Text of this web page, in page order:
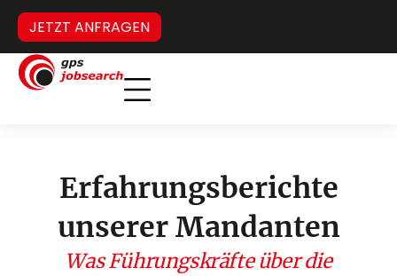
JETZT ANFRAGEN
Erfahrungsberichte
unserer Mandanten
Was Führungskräfte über die